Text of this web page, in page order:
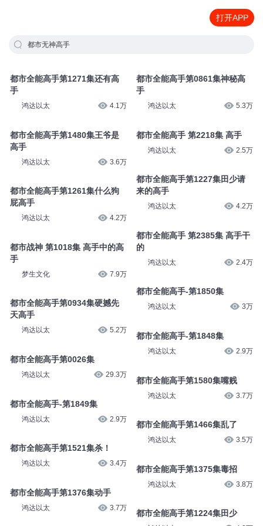
打开APP
都市无神高手
都市全能高手第1271集还有高
手
鸿达以太 4.1万
都市全能高手第1480集王爷是
高手
鸿达以太 3.6万
都市全能高手第1261集什么狗
屁高手
鸿达以太 4.2万
都市战神 第1018集 高手中的高
手
梦生文化 7.9万
都市全能高手第0934集硬撼先
天高手
鸿达以太 5.2万
都市全能高手第0026集
鸿达以太 29.3万
都市全能高手-第1849集
鸿达以太 2.9万
都市全能高手第1521集杀！
鸿达以太 3.4万
都市全能高手第1376集动手
鸿达以太 3.7万
都市全能高手第0861集神秘高
手
鸿达以太 5.3万
都市全能高手 第2218集 高手
鸿达以太 2.5万
都市全能高手第1227集田少请
来的高手
鸿达以太 4.2万
都市全能高手 第2385集 高手干
的
鸿达以太 2.4万
都市全能高手-第1850集
鸿达以太 3万
都市全能高手-第1848集
鸿达以太 2.9万
都市全能高手第1580集嘴贱
鸿达以太 3.7万
都市全能高手第1466集乱了
鸿达以太 3.5万
都市全能高手第1375集毒招
鸿达以太 3.8万
都市全能高手第1224集田少